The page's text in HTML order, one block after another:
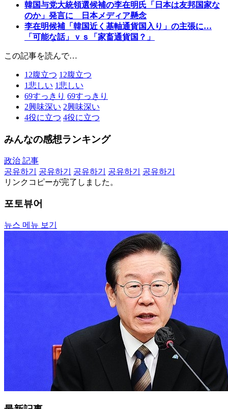
韓国与党大統領選候補の李在明氏「日本は友邦国家な
のか」発言に 日本メディア懸念
李在明候補「韓国近く基軸通貨国入り」の主張に…
「可能な話」ｖｓ「家畜通貨国？」
この記事を読んで…
12腹立つ 12腹立つ
1悲しい 1悲しい
69すっきり 69すっきり
2興味深い 2興味深い
4役に立つ 4役に立つ
みんなの感想ランキング
政治 記事
공유하기
공유하기 공유하기 공유하기
공유하기
リンクコピーが完了しました。
포토뷰어
뉴스 메뉴 보기